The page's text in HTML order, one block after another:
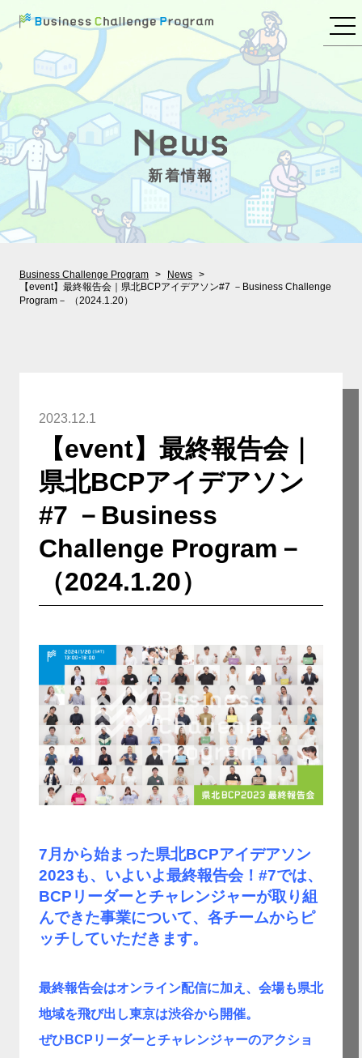
新着情報
Business Challenge Program
News
【event】最終報告会｜県北BCPアイデアソン#7 －Business Challenge
Program－ （2024.1.20）
2023.12.1
【event】最終報告会｜
県北BCPアイデアソン
#7 －Business
Challenge Program－
（2024.1.20）
7月から始まった県北BCPアイデアソン
2023も、いよいよ最終報告会！#7では、
BCPリーダーとチャレンジャーが取り組
んできた事業について、各チームからピ
ッチしていただきます。
最終報告会はオンライン配信に加え、会場も県北
地域を飛び出し東京は渋谷から開催。
ぜひBCPリーダーとチャレンジャーのアクショ